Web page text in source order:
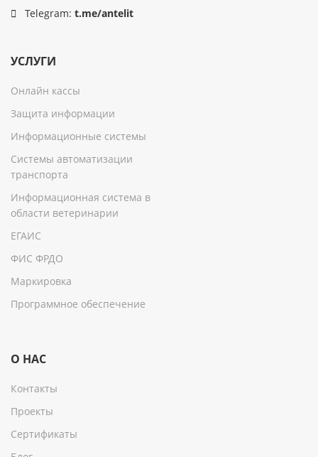
Telegram: t.me/antelit
УСЛУГИ
Онлайн кассы
Защита информации
Информационные системы
Системы автоматизации
транспорта
Информационная система в
области ветеринарии
ЕГАИС
ФИС ФРДО
Маркировка
Программное обеспечение
О НАС
Контакты
Проекты
Сертификаты